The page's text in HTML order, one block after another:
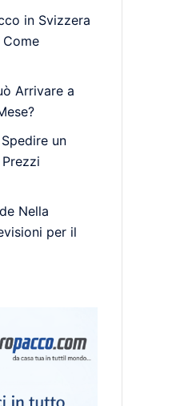
in Svizzera
Come
Arrivare a
un
Nella
per il